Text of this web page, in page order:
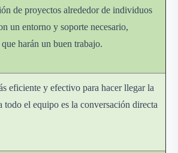
de proyectos alrededor de individuos
un entorno y soporte necesario,
harán un buen trabajo.
eficiente y efectivo para hacer llegar la
todo el equipo es la conversación directa